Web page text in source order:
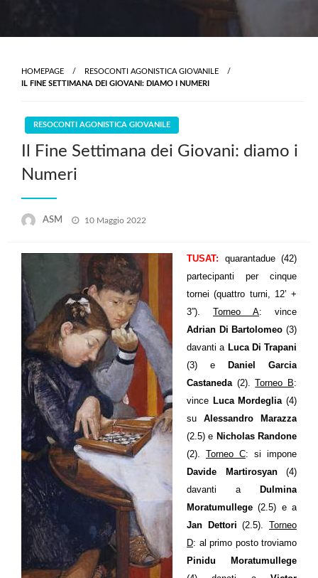
HOMEPAGE
RESOCONTI AGONISTICA GIOVANILE
IL FINE SETTIMANA DEI GIOVANI: DIAMO I NUMERI
RESOCONTI AGONISTICA GIOVANILE
Il Fine Settimana dei Giovani: diamo i
Numeri
ASM
Posted
10 Maggio 2022
TUSAT: quarantadue (42)
partecipanti per cinque
tornei (quattro turni, 12’ +
3”). Torneo A: vince
Adrian Di Bartolomeo (3)
davanti a Luca Di Trapani
(3) e
Daniel Garcia
Castaneda(2).Torneo B:
vince Luca Mordeglia(4)
su Alessandro Marazza
(2.5) e Nicholas Randone
(2). Torneo C: si impone
Davide Martirosyan(4)
davanti a
Dulmina
Moratumullege (2.5) e a
Jan Dettori (2.5).Torneo
D: al primo posto troviamo
Pinidu Moratumullege